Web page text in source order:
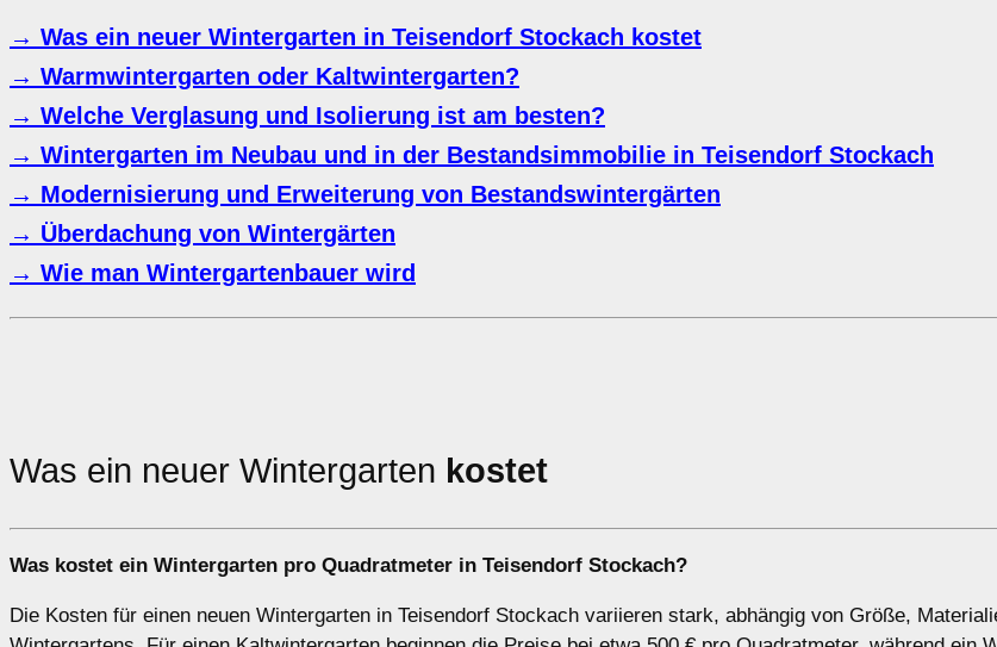
→ Was ein neuer Wintergarten in Teisendorf Stockach kostet
→ Warmwintergarten oder Kaltwintergarten?
→ Welche Verglasung und Isolierung ist am besten?
→ Wintergarten im Neubau und in der Bestandsimmobilie in Teisendorf Stockach
→ Modernisierung und Erweiterung von Bestandswintergärten
→ Überdachung von Wintergärten
→ Wie man Wintergartenbauer wird
Was ein neuer Wintergarten kostet
Was kostet ein Wintergarten pro Quadratmeter in Teisendorf Stockach?
Die Kosten für einen neuen Wintergarten in Teisendorf Stockach variieren stark, abhängig von Größe,